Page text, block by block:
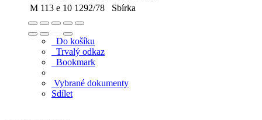
M 113 e 10 1292/78 Sbírka
Do košíku
Trvalý odkaz
Bookmark
Vybrané dokumenty
Sdílet